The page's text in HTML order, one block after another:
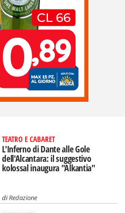
TEATRO E CABARET
L'Inferno di Dante alle Gole
dell'Alcantara: il suggestivo
kolossal inaugura "Alkantia"
diRedazione